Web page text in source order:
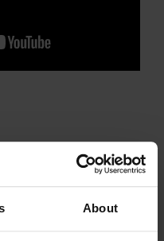
About